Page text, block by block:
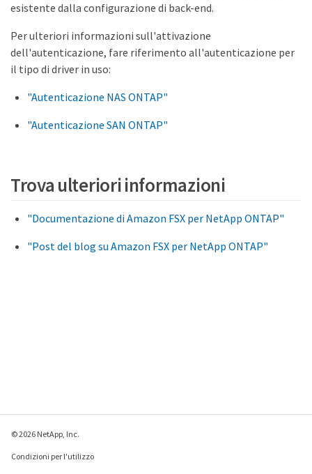
esistente dalla configurazione di back-end.
Per ulteriori informazioni sull'attivazione
dell'autenticazione, fare riferimento all'autenticazione per
il tipo di driver in uso:
"Autenticazione NAS ONTAP"
"Autenticazione SAN ONTAP"
Trova ulteriori informazioni
"Documentazione di Amazon FSX per NetApp ONTAP"
"Post del blog su Amazon FSX per NetApp ONTAP"
© 2026 NetApp, Inc.
Condizioni per l'utilizzo